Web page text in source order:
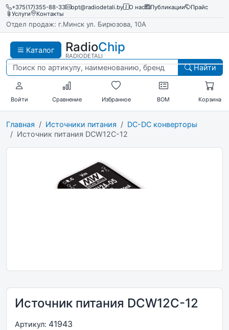
+375(17)355-88-33 opt@radiodetali.by О нас Публикации
Прайс
Услуги
Контакты
Отдел продаж: г.Минск ул. Бирюзова, 10А
Каталог RadioChip
RADIODETALI
Найти
Войти Сравнение Избранное BOM Корзина
Главная Источники питания
DC-DC конверторы
Источник питания DCW12C-12
Источник питания DCW12C-12
Артикул: 41943